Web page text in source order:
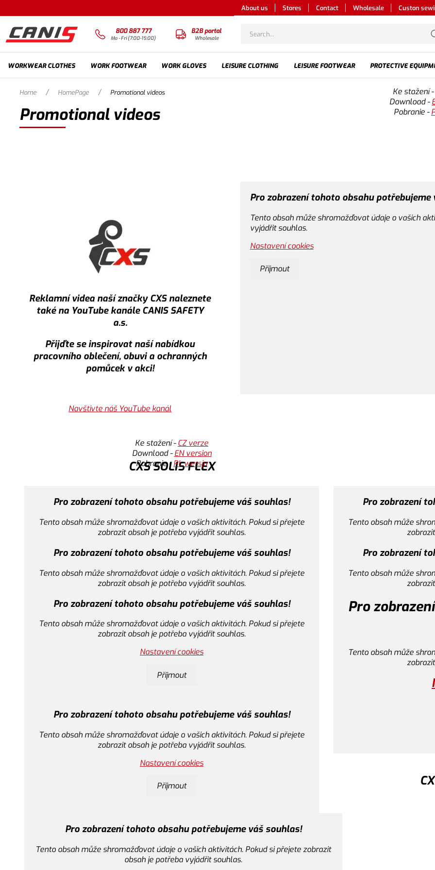
About us Stores Contact Wholesale Custon
800 887 777
Mo - Fri (7:00-15:00)
B2B portal
Wholesale
WORKWEAR CLOTHES WORK FOOTWEAR WORK GLOVES LEISURE CLOTHING LEISURE FOOTWEAR PROTECTIVE
Home / HomePage / Promotional videos
Promotional videos
Reklamní videa naší značky CXS naleznete
také na YouTube kanále CANIS SAFETY
a.s.
Přijďte se inspirovat naší nabídkou
pracovního oblečení, obuvi a ochranných
pomůcek v akci!
Navštivte náš YouTube kanál
Pro zobrazení tohoto obsahu potřebujeme
Tento obsah může shromažďovat údaje o vašich
vyjádřit souhlas.
Nastavení cookies
Přijmout
Ke stažení -
Download -
Pobranie -
CXS SOLIS FLEX
Pro zobrazení tohoto obsahu potřebujeme váš souhlas!
Tento obsah může shromažďovat údaje o vašich aktivitách. Pokud si přejete
zobrazit obsah je potřeba vyjádřit souhlas.
Nastavení cookies
Přijmout
Ke stažení -CZ verze
Download -EN version
Pobranie -PL wersja
Pro zobrazení
Tento obsah může
CXS LEONIS
Pro zobrazení tohoto obsahu potřebujeme váš souhlas!
Tento obsah může shromažďovat údaje o vašich aktivitách. Pokud si přejete
zobrazit obsah je potřeba vyjádřit souhlas.
Nastavení cookies
Přijmout
Download -EN version
Pro zobrazení
Tento obsah může
CXS STRETCH
Pro zobrazení tohoto obsahu potřebujeme váš souhlas!
Tento obsah může shromažďovat údaje o vašich aktivitách. Pokud si přejete
zobrazit obsah je potřeba vyjádřit souhlas.
Nastavení cookies
Přijmout
Download -EN version
Pro
Tento obsah může
CXS FIBELIBE
Pro zobrazení tohoto obsahu potřebujeme váš souhlas!
Tento obsah může shromažďovat údaje o vašich aktivitách. Pokud si přejete
zobrazit obsah je potřeba vyjádřit souhlas.
Nastavení cookies
Přijmout
Ke stažení -CZ verze
obranie -PL wersja
Pro
CXS 4ENVI HAMPTON
Pro zobrazení tohoto obsahu potřebujeme váš souhlas!
Tento obsah může shromažďovat údaje o vašich aktivitách. Pokud si přejete zobrazit
obsah je potřeba vyjádřit souhlas.
Ke stažení -CZ verze
Pobranie -PL wersja
Pro
Tento obsah může